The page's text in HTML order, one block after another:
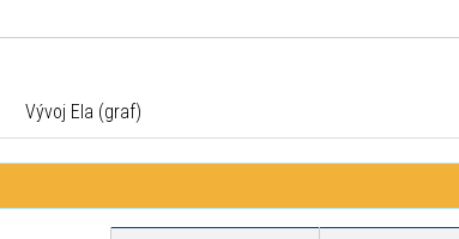
Vývoj Ela (graf)